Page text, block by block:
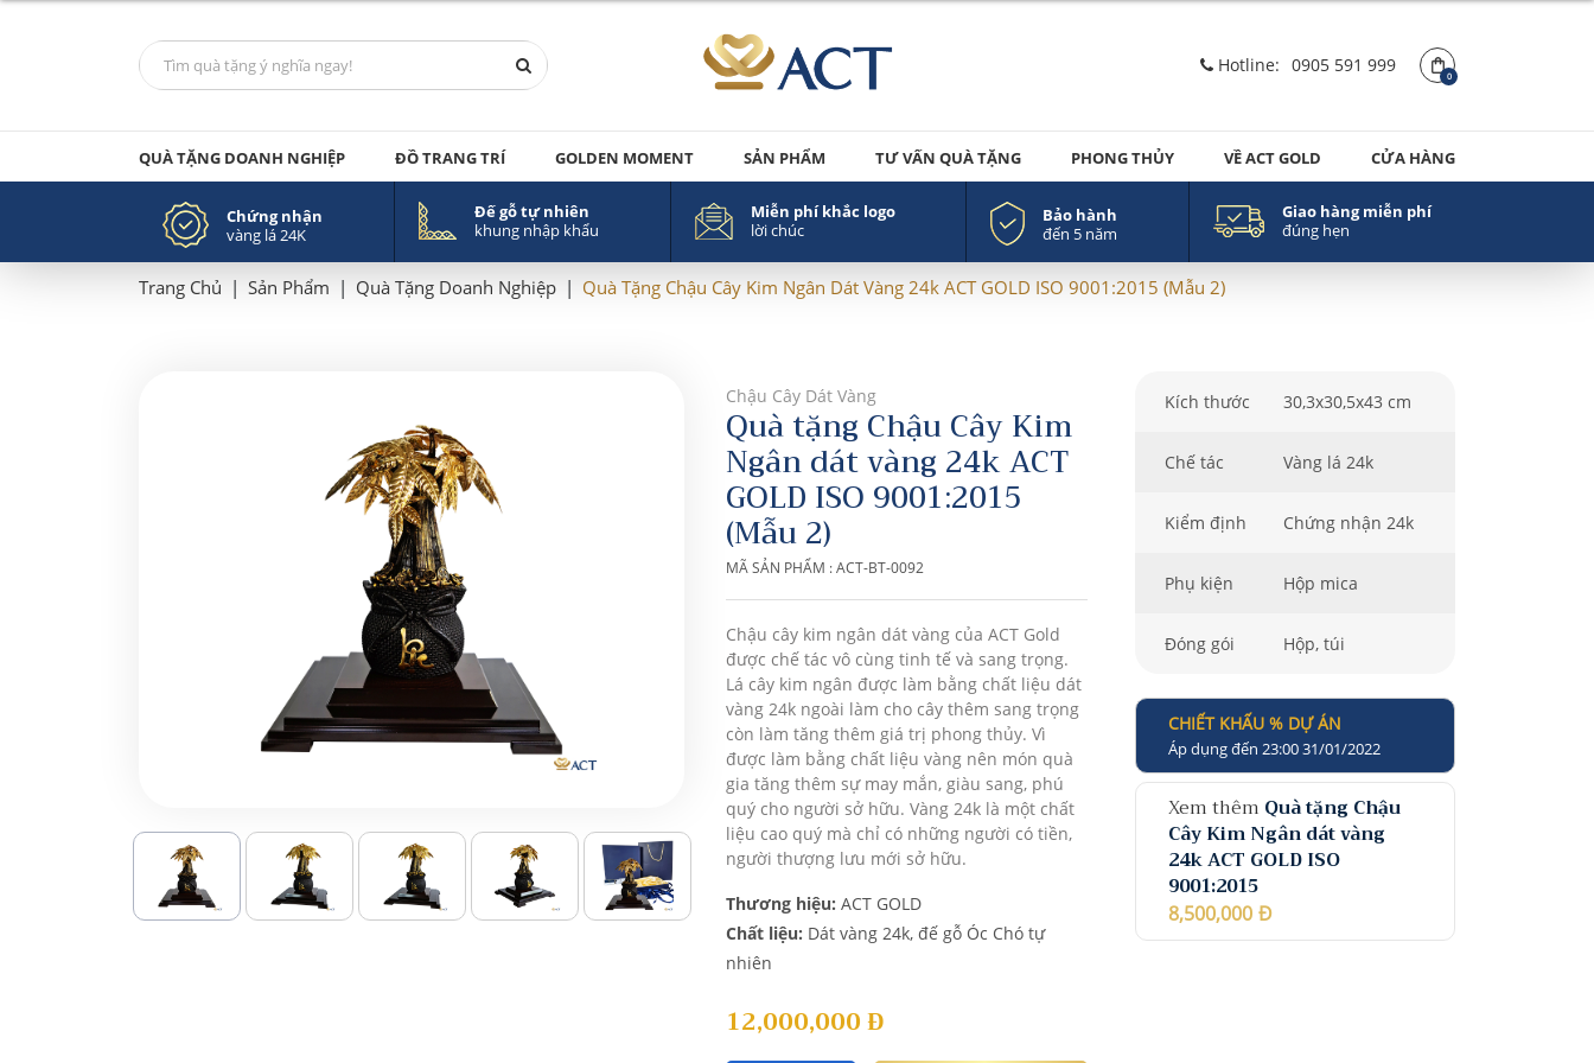
Hotline: 0905 591 999
0
QUÀ TẶNG DOANH NGHIỆP ĐỒ TRANG TRÍ GOLDEN MOMENT SẢN PHẨM TƯ VẤN QUÀ TẶNG PHONG THỦY VỀ ACT GOLD CỬA HÀNG
Chứng nhận
vàng lá 24K
Đế gỗ tự nhiên
khung nhập khẩu
Miễn phí khắc logo
lời chúc
Bảo hành
đến 5 năm
Giao hàng miễn phí
đúng hẹn
Trang Chủ | Sản Phẩm | Quà Tặng Doanh Nghiệp | Quà Tặng Chậu Cây Kim Ngân Dát Vàng 24k ACT GOLD ISO 9001:2015 (Mẫu 2)
Chậu Cây Dát Vàng
Quà tặng Chậu Cây Kim
Ngân dát vàng 24k ACT
GOLD ISO 9001:2015
(Mẫu 2)
MÃ SẢN PHẨM : ACT-BT-0092
Chậu cây kim ngân dát vàng của ACT Gold
được chế tác vô cùng tinh tế và sang trọng.
Lá cây kim ngân được làm bằng chất liệu dát
vàng 24k ngoài làm cho cây thêm sang trọng
còn làm tăng thêm giá trị phong thủy. Vì
được làm bằng chất liệu vàng nên món quà
gia tăng thêm sự may mắn, giàu sang, phú
quý cho người sở hữu. Vàng 24k là một chất
liệu cao quý mà chỉ có những người có tiền,
người thượng lưu mới sở hữu.
Thương hiệu: ACT GOLD
Chất liệu: Dát vàng 24k, đế gỗ Óc Chó tự
nhiên
12,000,000Đ
Kích thước 30,3x30,5x43 cm
Chế tác Vàng lá 24k
Kiểm định Chứng nhận 24k
Phụ kiện Hộp mica
Đóng gói Hộp, túi
CHIẾT KHẤU % DỰ ÁN
Áp dụng đến 23:00 31/01/2022
Xem thêm Quà tặng Chậu
Cây Kim Ngân dát vàng
24k ACT GOLD ISO
9001:2015
8,500,000 Đ